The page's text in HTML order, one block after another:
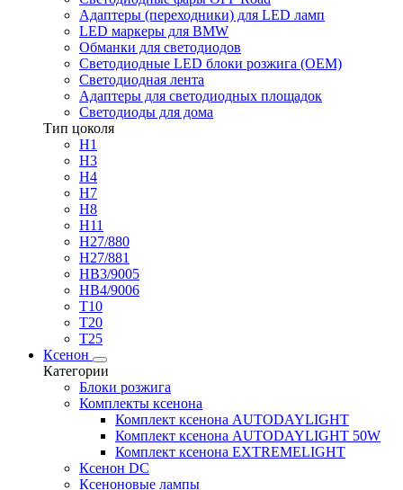
Адаптеры (переходники) для LED ламп
LED маркеры для BMW
Обманки для светодиодов
Светодиодные LED блоки розжига (OEM)
Светодиодная лента
Адаптеры для светодиодных площадок
Светодиоды для дома
Тип цоколя
H1
H3
H4
H7
H8
H11
H27/880
H27/881
HB3/9005
HB4/9006
T10
T20
T25
Ксенон
Категории
Блоки розжига
Комплекты ксенона
Комплект ксенона AUTODAYLIGHT
Комплект ксенона AUTODAYLIGHT 50W
Комплект ксенона EXTREMELIGHT
Ксенон DC
Ксеноновые лампы